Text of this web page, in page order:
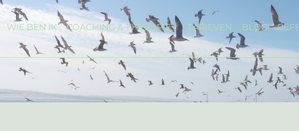
WIE BEN IK COACHING & THERAPIE TARIEVEN BLOG